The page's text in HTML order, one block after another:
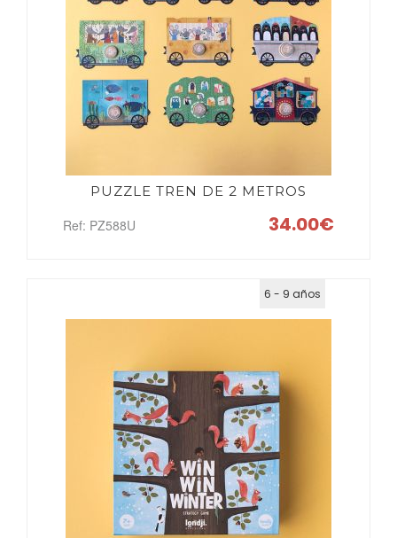
PUZZLE TREN DE 2 METROS
Ref: PZ588U 34.00€
6 - 9 años